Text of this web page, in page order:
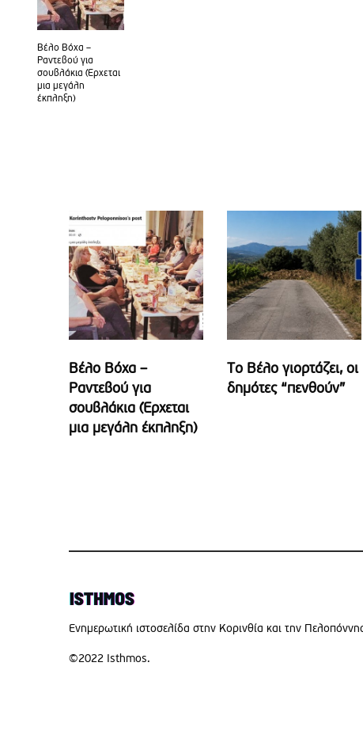
Βέλο Βόχα –
Ραντεβού για
σουβλάκια (Έρχεται
μια μεγάλη
έκπληξη)
Βέλο Βόχα –
Ραντεβού για
σουβλάκια (Έρχεται
μια μεγάλη έκπληξη)
Το Βέλο γιορτάζει, οι
δημότες “πενθούν”
Eνημερωτική ιστοσελίδα στην Κορινθία και την
©2022 Isthmos.